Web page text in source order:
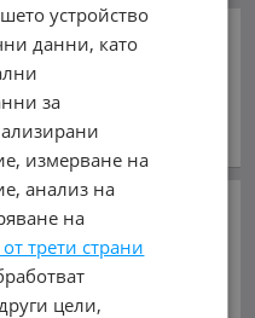
Shv JSD 140-430
ДДС
Царево
до
на собствена
отбрана
18 минути
устройство
данни, като
за
измерване на
анализ на
на
трети страни
цели,